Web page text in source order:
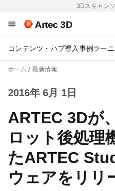
3Dスキャン
Artec 3D
コンテンツ・ハブ導入事例 ラー
ホーム 最新情報
2016年 6月 1日
ARTEC 3Dが
ロット後処理
たARTEC
ウェアをリリ